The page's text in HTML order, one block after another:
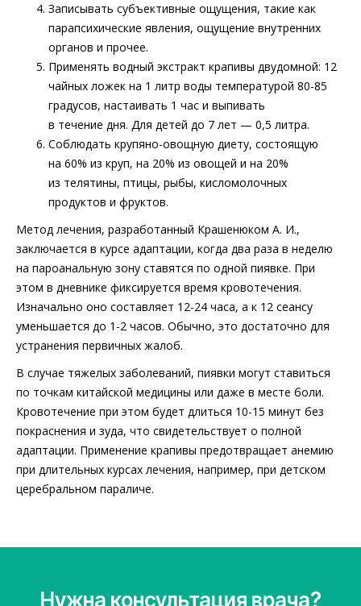
Записывать субъективные ощущения, такие как
парапсихические явления, ощущение внутренних
органов и прочее.
Применять водный экстракт крапивы двудомной: 12
чайных ложек на 1 литр воды температурой 80-85
градусов, настаивать 1 час и выпивать
в течение дня. Для детей до 7 лет — 0,5 литра.
Соблюдать крупяно-овощную диету, состоящую
на 60% из круп, на 20% из овощей и на 20%
из телятины, птицы, рыбы, кисломолочных
продуктов и фруктов.
Метод лечения, разработанный Крашенюком А. И.,
заключается в курсе адаптации, когда два раза в неделю
на пароанальную зону ставятся по одной пиявке. При
этом в дневнике фиксируется время кровотечения.
Изначально оно составляет 12-24 часа, а к 12 сеансу
уменьшается до 1-2 часов. Обычно, это достаточно для
устранения первичных жалоб.
В случае тяжелых заболеваний, пиявки могут ставиться
по точкам китайской медицины или даже в месте боли.
Кровотечение при этом будет длиться 10-15 минут без
покраснения и зуда, что свидетельствует о полной
адаптации. Применение крапивы предотвращает анемию
при длительных курсах лечения, например, при детском
церебральном параличе.
Нужна консультация врача?